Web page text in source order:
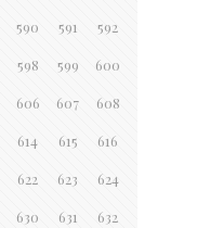
590 591 592
598 599 600
606 607 608
614 615 616
622 623 624
630 631 632